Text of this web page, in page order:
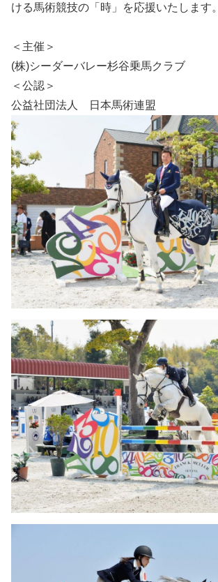
ける馬術競技の「時」を応援いたします。
＜主催＞
(株)シーダーバレー杉谷乗馬クラブ
＜公認＞
公益社団法人 日本馬術連盟